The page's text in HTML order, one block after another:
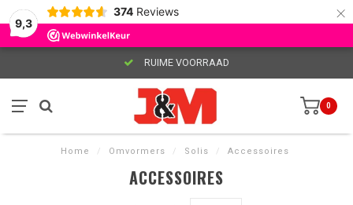
9,3
374 Reviews ×
RUIME VOORRAAD
0
Home / Omvormers / Solis / Accessoires
ACCESSOIRES